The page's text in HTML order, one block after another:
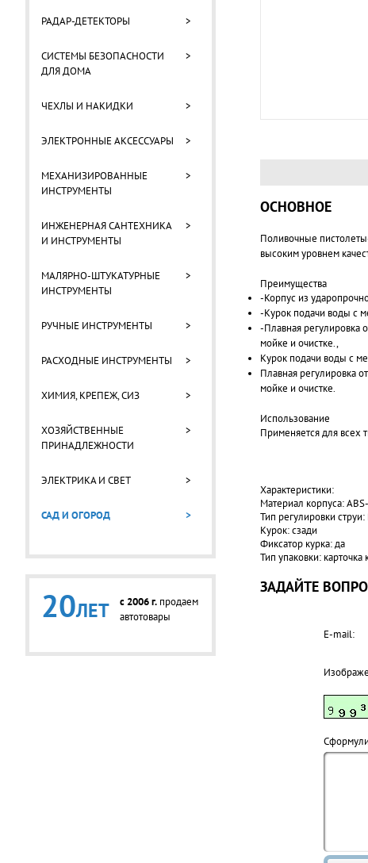
РАДАР-ДЕТЕКТОРЫ >
СИСТЕМЫ БЕЗОПАСНОСТИ
ДЛЯ ДОМА
>
ЧЕХЛЫ И НАКИДКИ >
ЭЛЕКТРОННЫЕ АКСЕССУАРЫ >
МЕХАНИЗИРОВАННЫЕ
ИНСТРУМЕНТЫ
>
ИНЖЕНЕРНАЯ САНТЕХНИКА
И ИНСТРУМЕНТЫ
>
МАЛЯРНО-ШТУКАТУРНЫЕ
ИНСТРУМЕНТЫ
>
РУЧНЫЕ ИНСТРУМЕНТЫ >
РАСХОДНЫЕ ИНСТРУМЕНТЫ >
ХИМИЯ, КРЕПЕЖ, СИЗ >
ХОЗЯЙСТВЕННЫЕ
ПРИНАДЛЕЖНОСТИ
>
ЭЛЕКТРИКА И СВЕТ >
САД И ОГОРОД >
20ЛЕТ c 2006 г. продаем
автотовары
ОСНОВНОЕ
Поливочные
высоким уровнем
Преимущества
-Корпус из
-Курок подачи воды с
-Плавная регулировка
мойке и очистке.,
Курок подачи воды с
Плавная регулировка
мойке и очистке.
Использование
Применяется для всех
Характеристики:
Материал корпуса:
Тип регулировки
Курок: сзади
Фиксатор курка: да
Тип упаковки:
ЗАДАЙТЕ
E-mail: